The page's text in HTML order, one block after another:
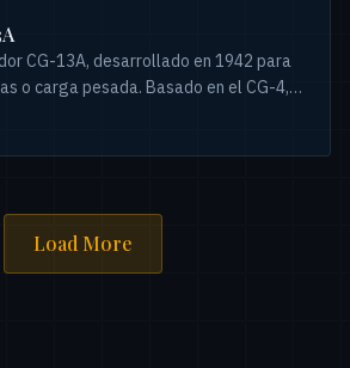
CG-13A, desarrollado en 1942 para
o carga pesada. Basado en el CG-4,
construidas por Ford y Northwestern.
Load More